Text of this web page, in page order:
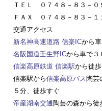
ＴＥＬ ０７４８－８３－０
ＦＡＸ ０７４８－８３－１
交通アクセス
新名神高速道路 信楽ICから
名阪国道壬生野ICから車で３
信楽高原鉄道 信楽駅から徒
信楽駅から信楽高原バス 陶芸
５分、徒歩すぐ
帝産湖南交通陶芸の森から徒